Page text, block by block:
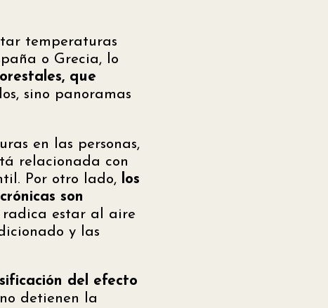
temperaturas
o Grecia, lo
que
sino panoramas
en las personas,
relacionada con
Por otro lado, los
son
radica estar al aire
y las
del efecto
detienen la